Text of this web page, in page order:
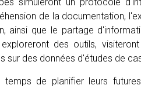
de la documentation,
ainsi que le partage
des outils,
sur des données d'études de
de planifier leurs